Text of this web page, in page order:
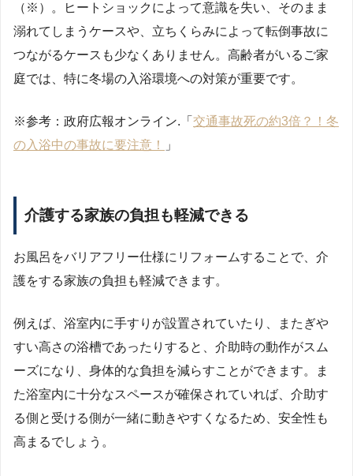
（※）。ヒートショックによって意識を失い、そのまま
溺れてしまうケースや、立ちくらみによって転倒事故に
つながるケースも少なくありません。高齢者がいるご家
庭では、特に冬場の入浴環境への対策が重要です。
※参考：政府広報オンライン.「 交通事故死の約3倍？！冬
の入浴中の事故に要注意！
」
介護する家族の負担も軽減できる
お風呂をバリアフリー仕様にリフォームすることで、介
護をする家族の負担も軽減できます。
例えば、浴室内に手すりが設置されていたり、またぎや
すい高さの浴槽であったりすると、介助時の動作がスム
ーズになり、身体的な負担を減らすことができます。ま
た浴室内に十分なスペースが確保されていれば、介助す
る側と受ける側が一緒に動きやすくなるため、安全性も
高まるでしょう。